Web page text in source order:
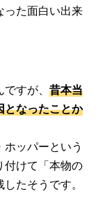
った面白い出来
すが、 昔本当
となったことか
ッパーという
付けて「本物の
たそうです。